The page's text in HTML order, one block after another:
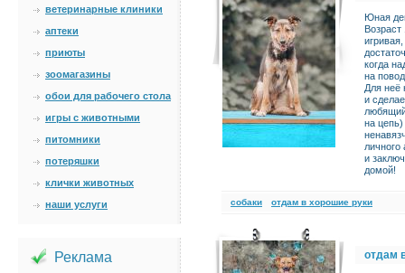
ветеринарные клиники
аптеки
приюты
зоомагазины
обои для рабочего стола
игры с животными
питомники
потеряшки
клички животных
наши услуги
Реклама
Юная
когда
на
Для неё
и
на цепь)
и
домой!
cобаки отдам в хорошие руки
отдам